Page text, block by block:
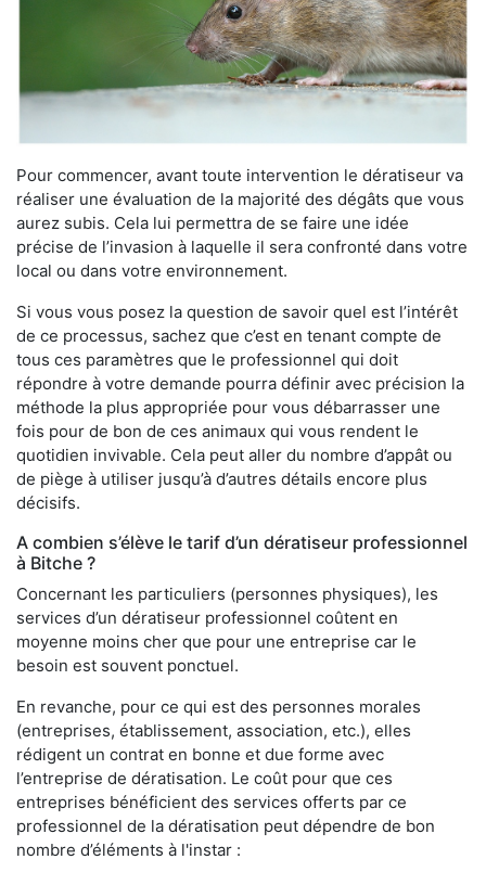
Pour commencer, avant toute intervention le dératiseur va
réaliser une évaluation de la majorité des dégâts que vous
aurez subis. Cela lui permettra de se faire une idée
précise de l’invasion à laquelle il sera confronté dans votre
local ou dans votre environnement.
Si vous vous posez la question de savoir quel est l’intérêt
de ce processus, sachez que c’est en tenant compte de
tous ces paramètres que le professionnel qui doit
répondre à votre demande pourra définir avec précision la
méthode la plus appropriée pour vous débarrasser une
fois pour de bon de ces animaux qui vous rendent le
quotidien invivable. Cela peut aller du nombre d’appât ou
de piège à utiliser jusqu’à d’autres détails encore plus
décisifs.
A combien s’élève le tarif d’un dératiseur professionnel
à Bitche ?
Concernant les particuliers (personnes physiques), les
services d’un dératiseur professionnel coûtent en
moyenne moins cher que pour une entreprise car le
besoin est souvent ponctuel.
En revanche, pour ce qui est des personnes morales
(entreprises, établissement, association, etc.), elles
rédigent un contrat en bonne et due forme avec
l’entreprise de dératisation. Le coût pour que ces
entreprises bénéficient des services offerts par ce
professionnel de la dératisation peut dépendre de bon
nombre d’éléments à l'instar :